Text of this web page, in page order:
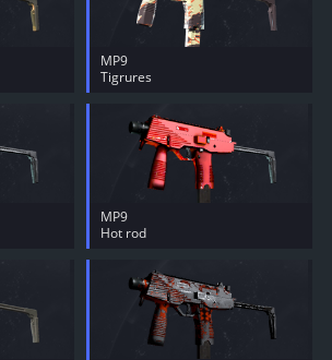
MP9
Tigrures
MP9
Hot rod